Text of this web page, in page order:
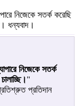
নিজেকে সতর্ক করেছি
ধন্যবাদ।
নিজেকে সতর্ক
"
প্রতিদান